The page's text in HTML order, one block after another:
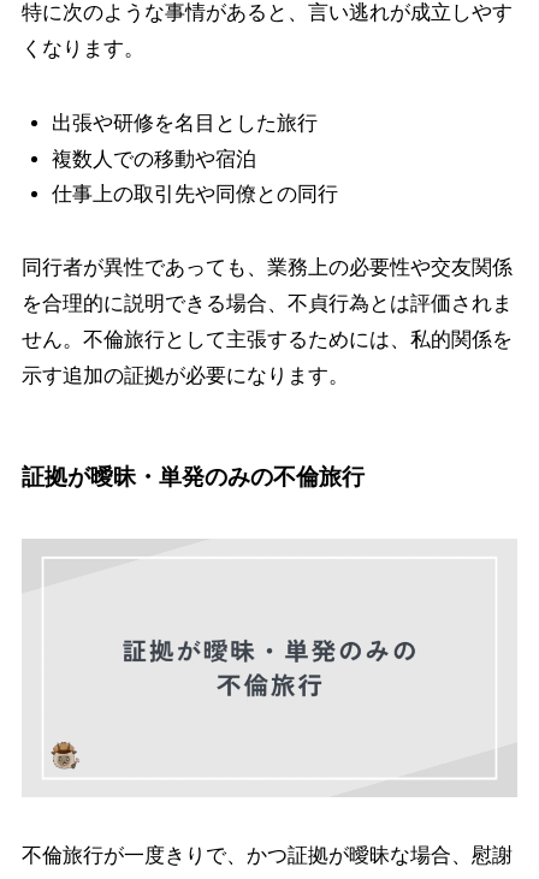
特に次のような事情があると、言い逃れが成立しやす
くなります。
出張や研修を名目とした旅行
複数人での移動や宿泊
仕事上の取引先や同僚との同行
同行者が異性であっても、業務上の必要性や交友関係
を合理的に説明できる場合、不貞行為とは評価されま
せん。不倫旅行として主張するためには、私的関係を
示す追加の証拠が必要になります。
証拠が曖昧・単発のみの不倫旅行
不倫旅行が一度きりで、かつ証拠が曖昧な場合、慰謝